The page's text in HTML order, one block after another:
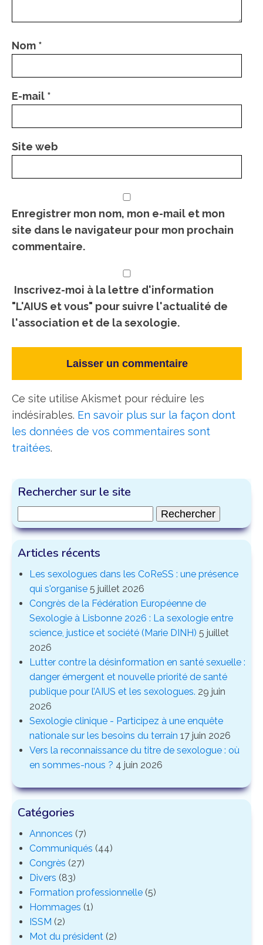
Nom *
E-mail *
Site web
Enregistrer mon nom, mon e-mail et mon
site dans le navigateur pour mon prochain
commentaire.
Inscrivez-moi à la lettre d'information
"L'AIUS et vous" pour suivre l'actualité de
l'association et de la sexologie.
Ce site utilise Akismet pour réduire les
indésirables. En savoir plus sur la façon dont
les données de vos commentaires sont
traitées.
Rechercher sur le site
Articles récents
Les sexologues dans les CoReSS : une présence
qui s'organise 5 juillet 2026
Congrès de la Fédération Européenne de
Sexologie à Lisbonne 2026 : La sexologie entre
science, justice et société (Marie DINH) 5 juillet
2026
Lutter contre la désinformation en santé sexuelle :
danger émergent et nouvelle priorité de santé
publique pour l’AIUS et les sexologues. 29 juin
2026
Sexologie clinique - Participez à une enquête
nationale sur les besoins du terrain 17 juin 2026
Vers la reconnaissance du titre de sexologue : où
en sommes-nous ? 4 juin 2026
Catégories
Annonces (7)
Communiqués (44)
Congrès (27)
Divers (83)
Formation professionnelle (5)
Hommages (1)
ISSM (2)
Mot du président (2)